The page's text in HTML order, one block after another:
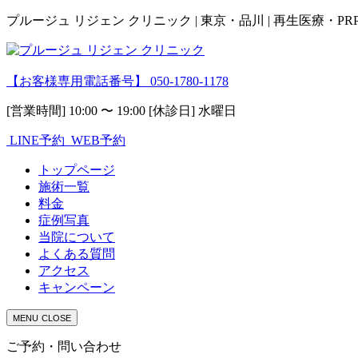
プルージュ リジェン クリニック | 東京・品川 | 再生医療・
【お客様専用電話番号】 050-1780-1178
[営業時間] 10:00 〜 19:00 [休診日] 水曜日
LINE予約 WEB予約
トップページ
施術一覧
料金
症例写真
当院について
よくある質問
アクセス
キャンペーン
MENU CLOSE
ご予約・問い合わせ